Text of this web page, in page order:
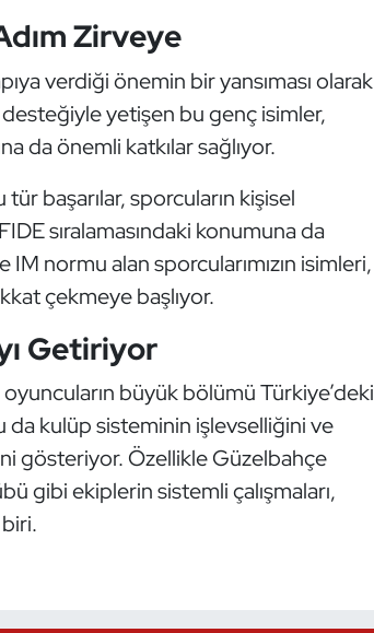
Zirveye
verdiği önemin bir yansıması olarak
yetişen bu genç isimler,
da önemli katkılar sağlıyor.
başarılar, sporcuların kişisel
sıralamasındaki konumuna da
normu alan sporcularımızın isimleri,
çekmeye başlıyor.
Getiriyor
büyük bölümü Türkiye’deki
da kulüp sisteminin işlevselliğini ve
gösteriyor. Özellikle Güzelbahçe
gibi ekiplerin sistemli çalışmaları,
biri.